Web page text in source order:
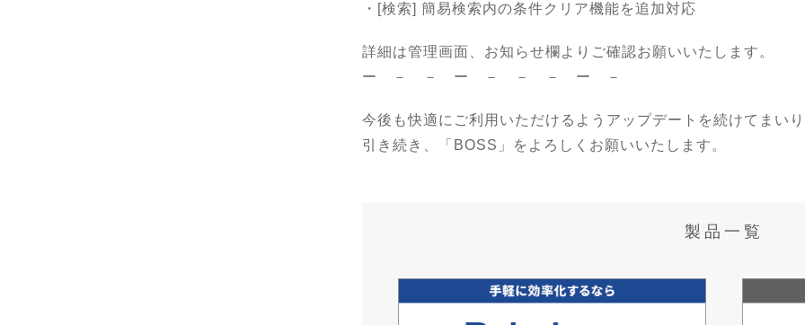
・[検索] 簡易検索内の条件クリア機能を追加対応
詳細は管理画面、お知らせ欄よりご確認お願いいたします。
ー － － ー － － － ー －
今後も快適にご利用いただけるようアップデートを続けてまい
引き続き、「BOSS」をよろしくお願いいたします。
製品一覧